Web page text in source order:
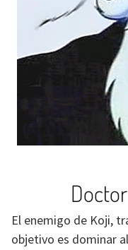
El enemigo de Koji,
objetivo es dominar